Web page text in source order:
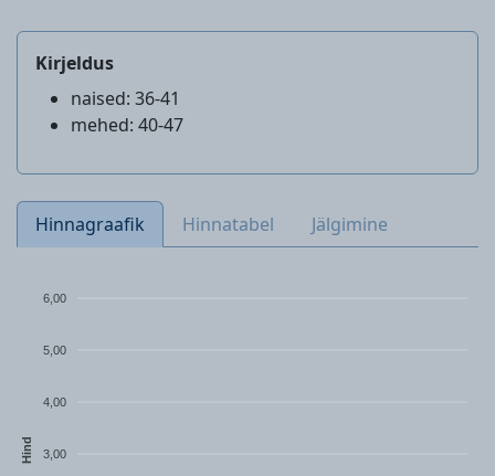
Kirjeldus
naised: 36-41
mehed: 40-47
Hinnagraafik Hinnatabel Jälgimine
6,00
5,00
4,00
3,00
Hind